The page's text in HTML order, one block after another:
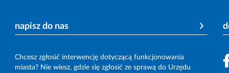
napisz do nas
Chcesz zgłosić interwencję dotyczącą funkcjonowania
miasta? Nie wiesz, gdzie się zgłosić ze sprawą do Urzędu